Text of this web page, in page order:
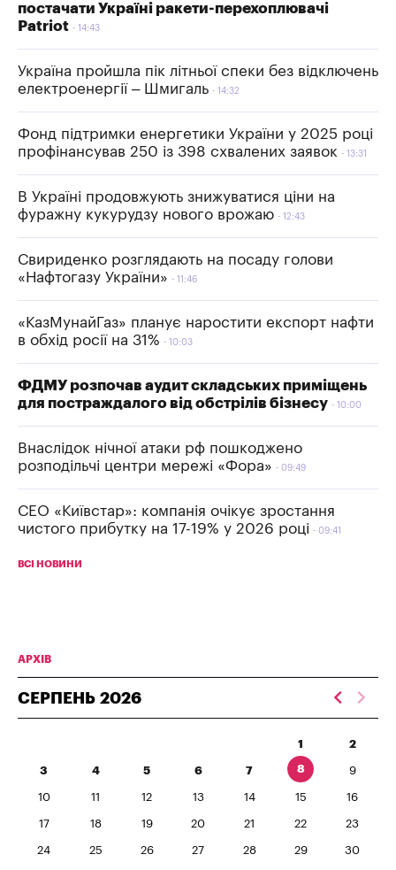
постачати Україні ракети-перехоплювачі
Patriot
14:43
Україна пройшла пік літньої спеки без відключень
електроенергії – Шмигаль
14:32
Фонд підтримки енергетики України у 2025 році
профінансував 250 із 398 схвалених заявок
13:31
В Україні продовжують знижуватися ціни на
фуражну кукурудзу нового врожаю
12:43
Свириденко розглядають на посаду голови
«Нафтогазу України»
11:46
«КазМунайГаз» планує наростити експорт нафти
в обхід росії на 31%
10:03
ФДМУ розпочав аудит складських приміщень
для постраждалого від обстрілів бізнесу
10:00
Внаслідок нічної атаки рф пошкоджено
розподільчі центри мережі «Фора»
09:49
СЕО «Київстар»: компанія очікує зростання
чистого прибутку на 17-19% у 2026 році
09:41
ВСІ НОВИНИ
АРХІВ
СЕРПЕНЬ 2026
1 2
3 4 5 6 7 8 9
10 11 12 13 14 15 16
17 18 19 20 21 22 23
24 25 26 27 28 29 30